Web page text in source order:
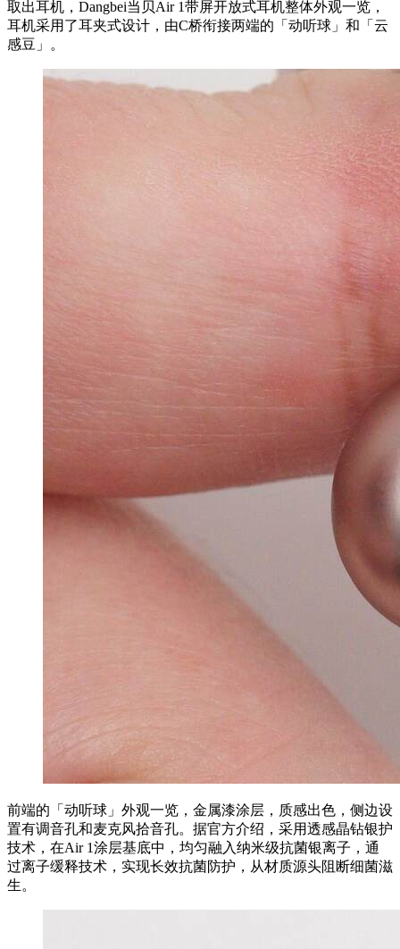
取出耳机，Dangbei当贝Air 1带屏开放式耳机整体外观一览，
耳机采用了耳夹式设计，由C桥衔接两端的「动听球」和「云
感豆」。
前端的「动听球」外观一览，金属漆涂层，质感出色，侧边设
置有调音孔和麦克风拾音孔。据官方介绍，采用透感晶钻银护
技术，在Air 1涂层基底中，均匀融入纳米级抗菌银离子，通
过离子缓释技术，实现长效抗菌防护，从材质源头阻断细菌滋
生。